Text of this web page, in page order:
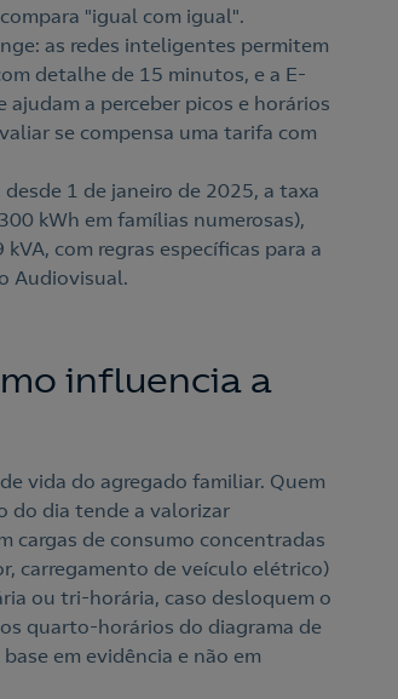
"igual com igual".
as redes inteligentes permitem
detalhe de 15 minutos, e a E-
ajudam a perceber picos e horários
se compensa uma tarifa com
1 de janeiro de 2025, a taxa
kWh em famílias numerosas),
com regras específicas para a
Audiovisual.
influencia a
vida do agregado familiar. Quem
do dia tende a valorizar
cargas de consumo concentradas
carregamento de veículo elétrico)
ou tri-horária, caso desloquem o
quarto-horários do diagrama de
em evidência e não em